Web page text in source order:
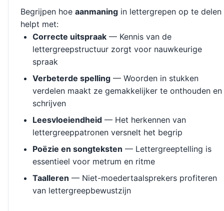
Begrijpen hoe aanmaning in lettergrepen op te delen
helpt met:
Correcte uitspraak — Kennis van de
lettergreepstructuur zorgt voor nauwkeurige
spraak
Verbeterde spelling — Woorden in stukken
verdelen maakt ze gemakkelijker te onthouden en
schrijven
Leesvloeiendheid — Het herkennen van
lettergreeppatronen versnelt het begrip
Poëzie en songteksten — Lettergreeptelling is
essentieel voor metrum en ritme
Taalleren — Niet-moedertaalsprekers profiteren
van lettergreepbewustzijn